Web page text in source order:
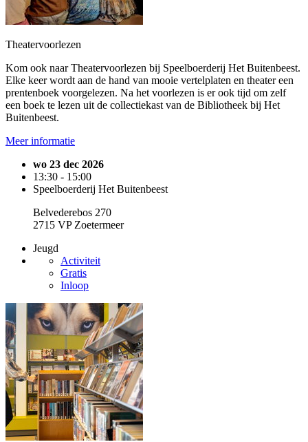
Theatervoorlezen
Kom ook naar Theatervoorlezen bij Speelboerderij Het Buitenbeest.
Elke keer wordt aan de hand van mooie vertelplaten en theater een
prentenboek voorgelezen. Na het voorlezen is er ook tijd om zelf
een boek te lezen uit de collectiekast van de Bibliotheek bij Het
Buitenbeest.
Meer informatie
wo 23 dec 2026
13:30 - 15:00
Speelboerderij Het Buitenbeest
Belvederebos 270
2715 VP Zoetermeer
Jeugd
Activiteit
Gratis
Inloop